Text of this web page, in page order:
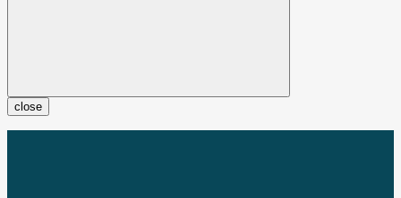
close